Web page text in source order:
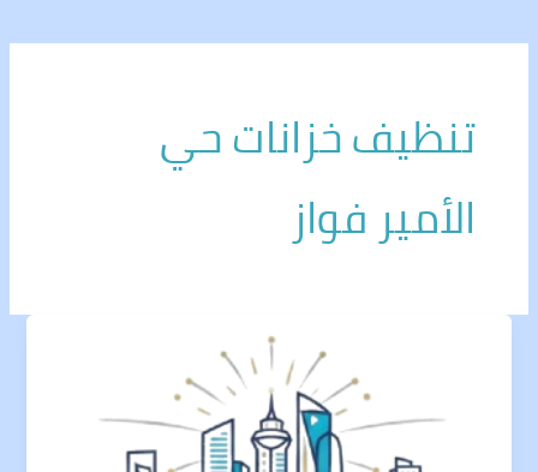
تنظيف خزانات حي
الأمير فواز